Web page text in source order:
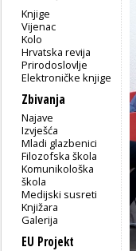
Knjige
Vijenac
Kolo
Hrvatska revija
Prirodoslovlje
Elektroničke knjige
Zbivanja
Najave
Izvješća
Mladi glazbenici
Filozofska škola
Komunikološka
škola
Medijski susreti
Knjižara
Galerija
EU Projekt